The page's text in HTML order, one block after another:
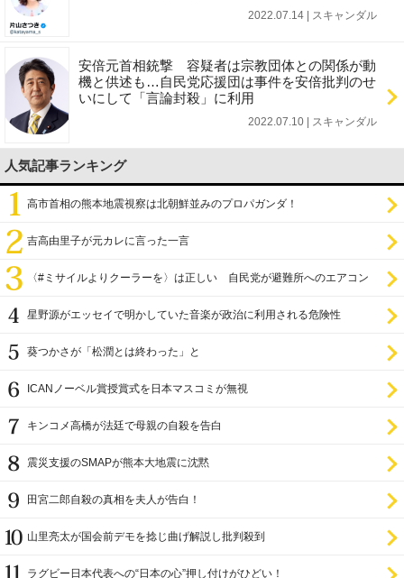
2022.07.14 | スキャンダル
安倍元首相銃撃 容疑者は宗教団体との関係が動
機と供述も…自民党応援団は事件を安倍批判のせ
いにして「言論封殺」に利用
2022.07.10 | スキャンダル
人気記事ランキング
高市首相の熊本地震視察は北朝鮮並みのプロパガンダ！
吉高由里子が元カレに言った一言
〈#ミサイルよりクーラーを〉は正しい 自民党が避難所へのエアコン
星野源がエッセイで明かしていた音楽が政治に利用される危険性
葵つかさが「松潤とは終わった」と
ICANノーベル賞授賞式を日本マスコミが無視
キンコメ高橋が法廷で母親の自殺を告白
震災支援のSMAPが熊本大地震に沈黙
田宮二郎自殺の真相を夫人が告白！
山里亮太が国会前デモを捻じ曲げ解説し批判殺到
ラグビー日本代表への“日本の心”押し付けがひどい！